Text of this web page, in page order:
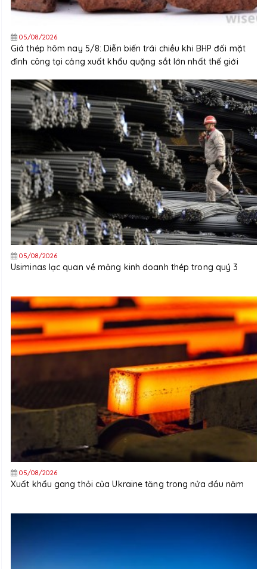
05/08/2026
Giá thép hôm nay 5/8: Diễn biến trái chiều khi BHP đối mặt
đình công tại cảng xuất khẩu quặng sắt lớn nhất thế giới
05/08/2026
Usiminas lạc quan về mảng kinh doanh thép trong quý 3
05/08/2026
Xuất khẩu gang thỏi của Ukraine tăng trong nửa đầu năm